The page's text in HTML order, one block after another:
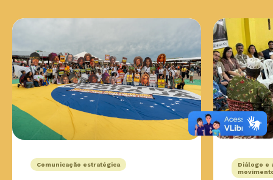
Comunicação estratégica
Diálogo e